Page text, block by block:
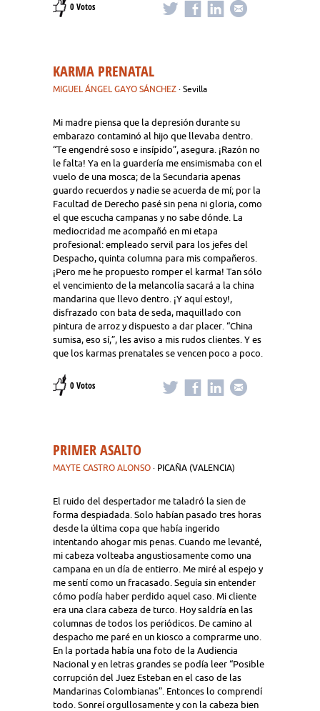
0 Votos
KARMA PRENATAL
MIGUEL ÁNGEL GAYO SÁNCHEZ · Sevilla
Mi madre piensa que la depresión durante su
embarazo contaminó al hijo que llevaba dentro.
“Te engendré soso e insípido”, asegura. ¡Razón no
le falta! Ya en la guardería me ensimismaba con el
vuelo de una mosca; de la Secundaria apenas
guardo recuerdos y nadie se acuerda de mí; por la
Facultad de Derecho pasé sin pena ni gloria, como
el que escucha campanas y no sabe dónde. La
mediocridad me acompañó en mi etapa
profesional: empleado servil para los jefes del
Despacho, quinta columna para mis compañeros.
¡Pero me he propuesto romper el karma! Tan sólo
el vencimiento de la melancolía sacará a la china
mandarina que llevo dentro. ¡Y aquí estoy!,
disfrazado con bata de seda, maquillado con
pintura de arroz y dispuesto a dar placer. “China
sumisa, eso sí,”, les aviso a mis rudos clientes. Y es
que los karmas prenatales se vencen poco a poco.
0 Votos
PRIMER ASALTO
MAYTE CASTRO ALONSO · PICAÑA (VALENCIA)
El ruido del despertador me taladró la sien de
forma despiadada. Solo habían pasado tres horas
desde la última copa que había ingerido
intentando ahogar mis penas. Cuando me levanté,
mi cabeza volteaba angustiosamente como una
campana en un día de entierro. Me miré al espejo y
me sentí como un fracasado. Seguía sin entender
cómo podía haber perdido aquel caso. Mi cliente
era una clara cabeza de turco. Hoy saldría en las
columnas de todos los periódicos. De camino al
despacho me paré en un kiosco a comprarme uno.
En la portada había una foto de la Audiencia
Nacional y en letras grandes se podía leer “Posible
corrupción del Juez Esteban en el caso de las
Mandarinas Colombianas”. Entonces lo comprendí
todo. Sonreí orgullosamente y con la cabeza bien